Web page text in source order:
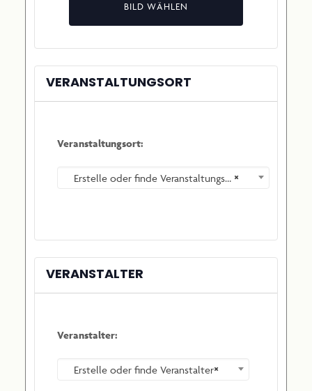
BILD WÄHLEN
VERANSTALTUNGSORT
Veranstaltungsort:
×
Erstelle oder finde Veranstaltungsort
VERANSTALTER
Veranstalter:
×
Erstelle oder finde Veranstalter